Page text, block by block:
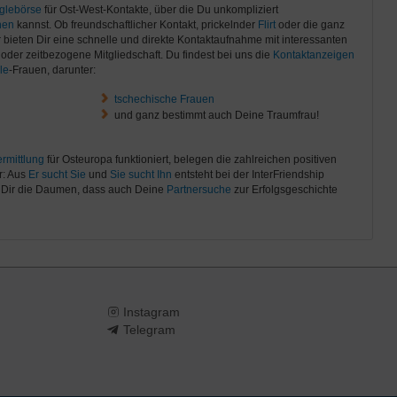
für Ost-West-Kontakte, über die Du unkompliziert
kannst. Ob freundschaftlicher Kontakt, prickelnder Flirt oder die ganz
Dir eine schnelle und direkte Kontaktaufnahme mit interessanten
zeitbezogene Mitgliedschaft. Du findest bei uns die Kontaktanzeigen
-Frauen, darunter:
tschechische Frauen
und ganz bestimmt auch Deine Traumfrau!
für Osteuropa funktioniert, belegen die zahlreichen positiven
Aus Er sucht Sie und Sie sucht Ihn entsteht bei der InterFriendship
die Daumen, dass auch Deine Partnersuche zur Erfolgsgeschichte
Instagram
Telegram